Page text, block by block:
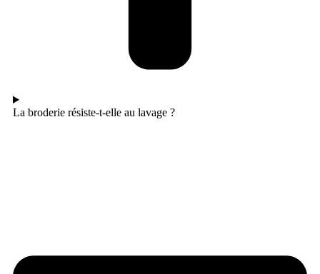
La broderie résiste-t-elle au lavage ?